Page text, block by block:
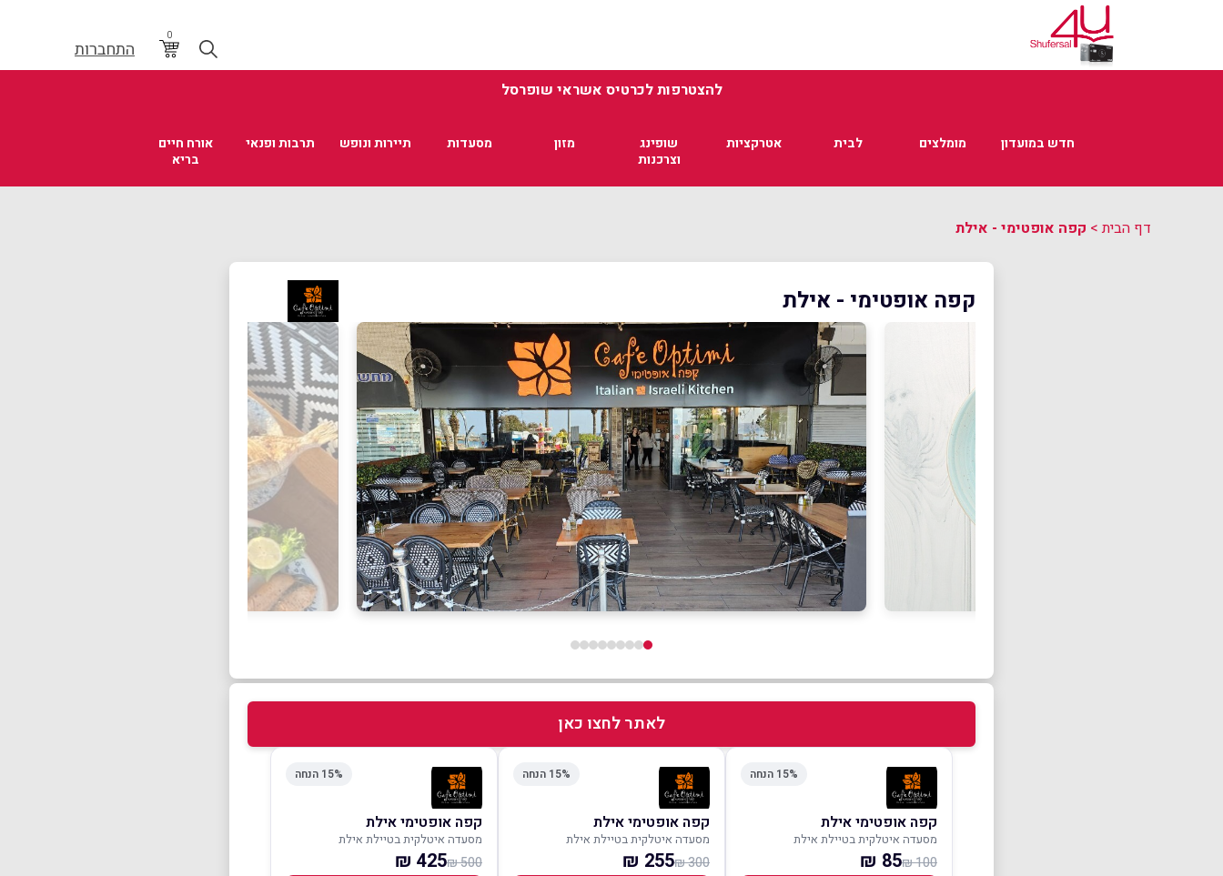
0
התחברות
להצטרפות לכרטיס אשראי שופרסל
חדש במועדון מומלצים לבית אטרקציות
שופינג
וצרכנות
מזון מסעדות תיירות ונופש תרבות ופנאי
אורח חיים
בריא
דף הבית> קפה אופטימי - אילת
קפה אופטימי - אילת
לאתר לחצו כאן
15% הנחה
קפה אופטימי אילת
מסעדה איטלקית בטיילת אילת
100 ₪
85 ₪
15% הנחה
קפה אופטימי אילת
מסעדה איטלקית בטיילת אילת
300 ₪
255 ₪
15% הנחה
קפה אופטימי אילת
מסעדה איטלקית בטיילת אילת
500 ₪
425 ₪